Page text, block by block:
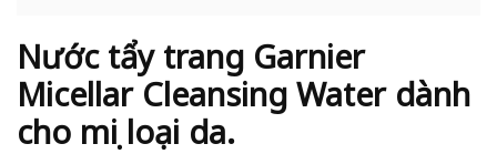
Nước tẩy trang Garnier
Micellar Cleansing Water dành
cho mọi loại da.